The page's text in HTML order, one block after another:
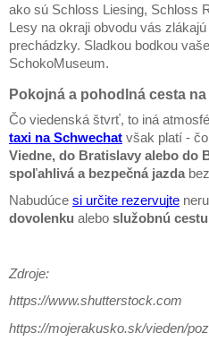
ako sú Schloss Liesing, Schloss
Lesy na okraji obvodu vás
prechádzky. Sladkou bodkou
SchokoMuseum.
Pokojná a pohodlná cesta
Čo viedenská štvrť, to iná
taxi na Schwechat však platí -
Viedne, do Bratislavy alebo do
spoľahlivá a bezpečná jazda
Nabudúce si určite rezervujte
dovolenku alebo služobnú cestu
Zdroje:
https://www.shutterstock.com
https://mojerakusko.sk/vieden/